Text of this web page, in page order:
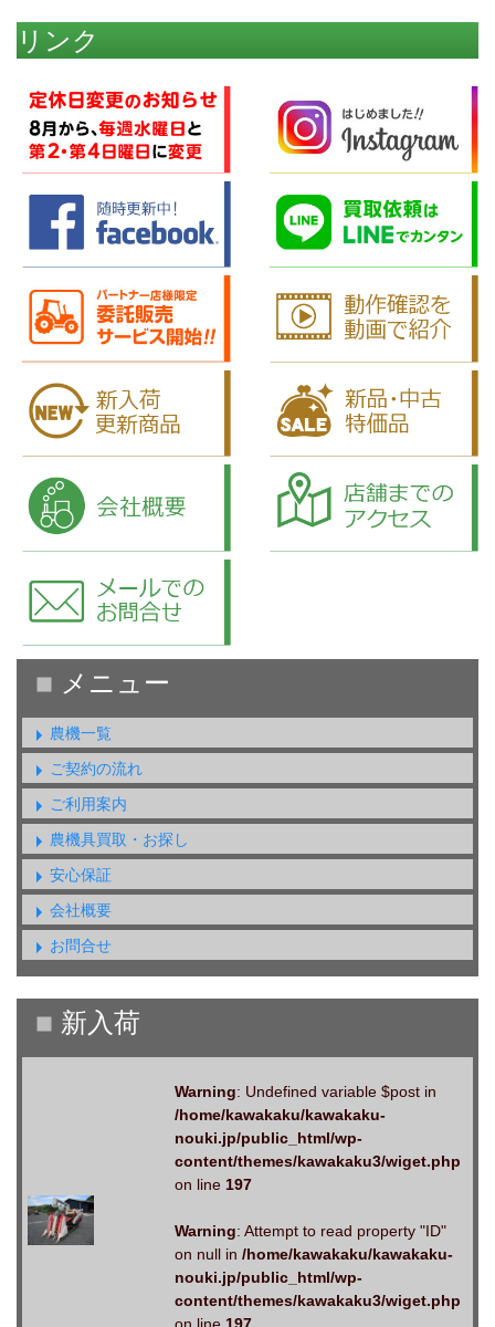
リンク
農機一覧
ご契約の流れ
ご利用案内
農機具買取・お探し
安心保証
会社概要
お問合せ
Warning: Undefined variable $post in
/home/kawakaku/kawakaku-
nouki.jp/public_html/wp-
content/themes/kawakaku3/wiget.php
on line 197
Warning: Attempt to read property "ID"
on null in /home/kawakaku/kawakaku-
nouki.jp/public_html/wp-
content/themes/kawakaku3/wiget.php